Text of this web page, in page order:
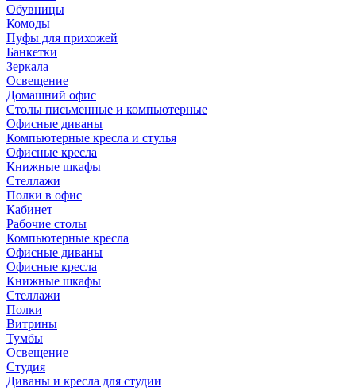
Обувницы
Комоды
Пуфы для прихожей
Банкетки
Зеркала
Освещение
Домашний офис
Столы письменные и компьютерные
Офисные диваны
Компьютерные кресла и стулья
Офисные кресла
Книжные шкафы
Стеллажи
Полки в офис
Кабинет
Рабочие столы
Компьютерные кресла
Офисные диваны
Офисные кресла
Книжные шкафы
Стеллажи
Полки
Витрины
Тумбы
Освещение
Студия
Диваны и кресла для студии